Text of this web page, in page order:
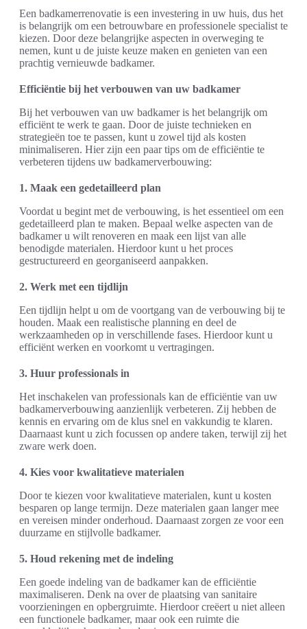
Een badkamerrenovatie is een investering in uw huis, dus het
is belangrijk om een betrouwbare en professionele specialist te
kiezen. Door deze belangrijke aspecten in overweging te
nemen, kunt u de juiste keuze maken en genieten van een
prachtig vernieuwde badkamer.
Efficiëntie bij het verbouwen van uw badkamer
Bij het verbouwen van uw badkamer is het belangrijk om
efficiënt te werk te gaan. Door de juiste technieken en
strategieën toe te passen, kunt u zowel tijd als kosten
minimaliseren. Hier zijn een paar tips om de efficiëntie te
verbeteren tijdens uw badkamerverbouwing:
1. Maak een gedetailleerd plan
Voordat u begint met de verbouwing, is het essentieel om een
gedetailleerd plan te maken. Bepaal welke aspecten van de
badkamer u wilt renoveren en maak een lijst van alle
benodigde materialen. Hierdoor kunt u het proces
gestructureerd en georganiseerd aanpakken.
2. Werk met een tijdlijn
Een tijdlijn helpt u om de voortgang van de verbouwing bij te
houden. Maak een realistische planning en deel de
werkzaamheden op in verschillende fases. Hierdoor kunt u
efficiënt werken en voorkomt u vertragingen.
3. Huur professionals in
Het inschakelen van professionals kan de efficiëntie van uw
badkamerverbouwing aanzienlijk verbeteren. Zij hebben de
kennis en ervaring om de klus snel en vakkundig te klaren.
Daarnaast kunt u zich focussen op andere taken, terwijl zij het
zware werk doen.
4. Kies voor kwalitatieve materialen
Door te kiezen voor kwalitatieve materialen, kunt u kosten
besparen op lange termijn. Deze materialen gaan langer mee
en vereisen minder onderhoud. Daarnaast zorgen ze voor een
duurzame en stijlvolle badkamer.
5. Houd rekening met de indeling
Een goede indeling van de badkamer kan de efficiëntie
maximaliseren. Denk na over de plaatsing van sanitaire
voorzieningen en opbergruimte. Hierdoor creëert u niet alleen
een functionele badkamer, maar ook een ruimte die